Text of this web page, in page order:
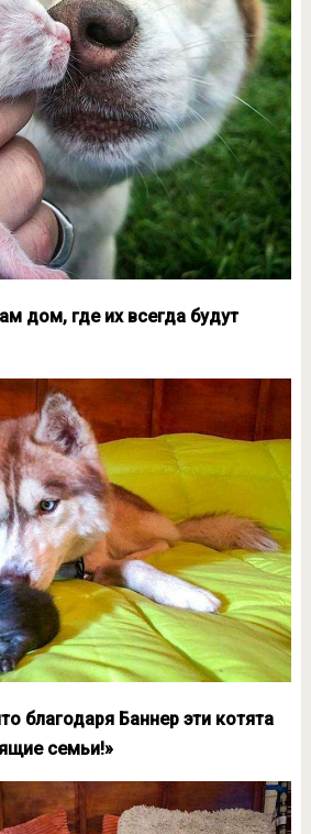
дом, где их всегда будут
благодаря Баннер эти котята
семьи!»